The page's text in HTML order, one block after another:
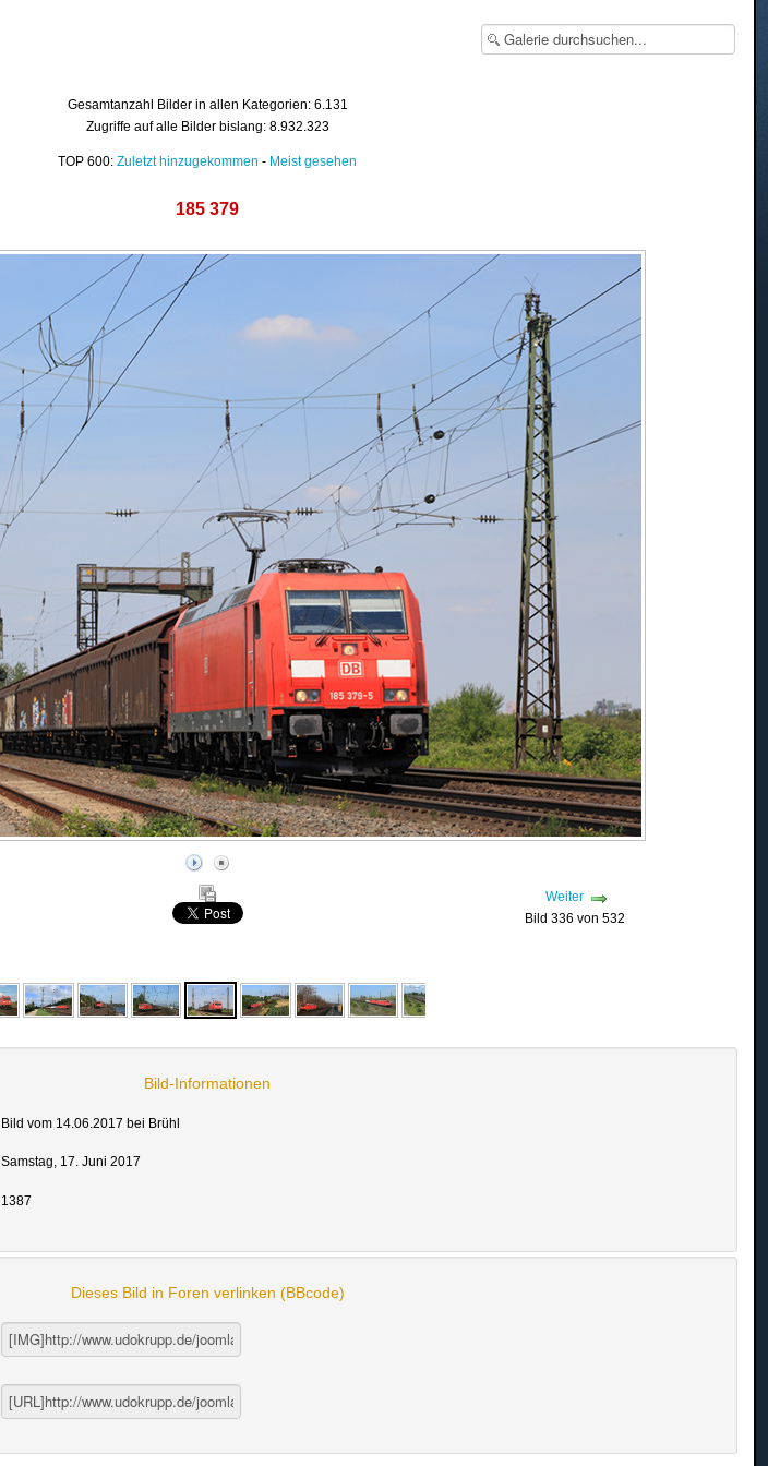
Gesamtanzahl Bilder in allen Kategorien: 6.131
Zugriffe auf alle Bilder bislang: 8.932.323
TOP 600:Zuletzt hinzugekommen - Meist gesehen
185 379
Weiter
Bild 336 von 532
Bild-Informationen
Bild vom 14.06.2017 bei Brühl
Samstag, 17. Juni 2017
1387
Dieses Bild in Foren verlinken (BBcode)